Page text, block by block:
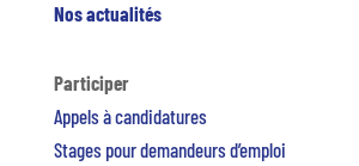
Nos actualités
Participer
Appels à candidatures
Stages pour demandeurs d’emploi